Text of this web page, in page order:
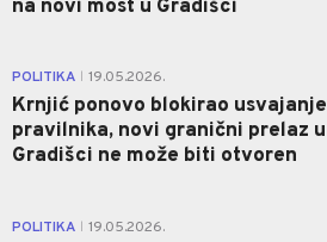
na novi most u Gradišci
POLITIKA 19.05.2026.
Krnjić ponovo blokirao usvajanje
pravilnika, novi granični prelaz u
Gradišci ne može biti otvoren
POLITIKA 19.05.2026.